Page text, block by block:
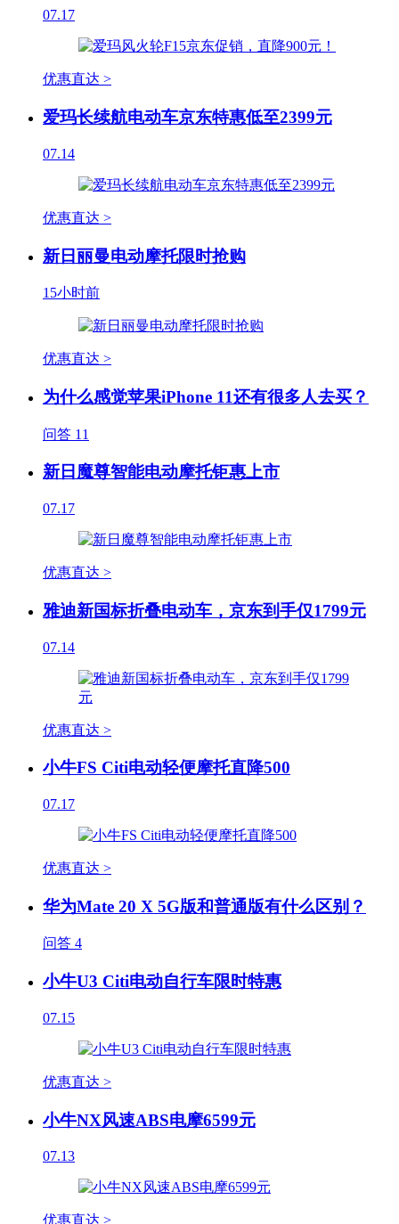
07.17
优惠直达 >
爱玛长续航电动车京东特惠低至2399元
07.14
优惠直达 >
新日丽曼电动摩托限时抢购
15小时前
优惠直达 >
为什么感觉苹果iPhone 11还有很多人去买？
问答 11
新日魔尊智能电动摩托钜惠上市
07.17
优惠直达 >
雅迪新国标折叠电动车，京东到手仅1799元
07.14
优惠直达 >
小牛FS Citi电动轻便摩托直降500
07.17
优惠直达 >
华为Mate 20 X 5G版和普通版有什么区别？
问答 4
小牛U3 Citi电动自行车限时特惠
07.15
优惠直达 >
小牛NX风速ABS电摩6599元
07.13
优惠直达 >